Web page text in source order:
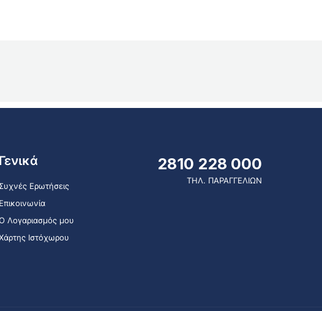
Γενικά
Ερωτήσεις
Επικοινωνία
Λογαριασμός μου
Ιστόχωρου
2810 228 000
ΤΗΛ. ΠΑΡΑΓΓΕΛΙΩΝ